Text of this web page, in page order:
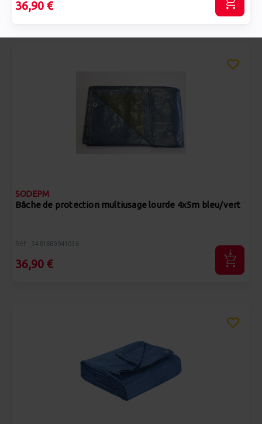
36,90 €
SODEPM
Bâche de protection multiusage lourde 4x5m bleu/vert
Réf : 3481880041036
36,90 €